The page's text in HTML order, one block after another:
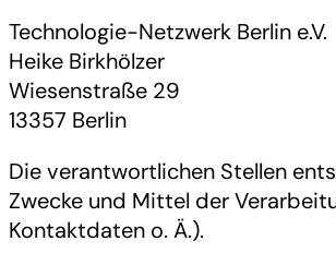
Technologie-Netzwerk Berlin e.V.
Heike Birkhölzer
Wiesenstraße 29
13357 Berlin
Die verantwortlichen Stellen
Zwecke und Mittel der
Kontaktdaten o. Ä.).